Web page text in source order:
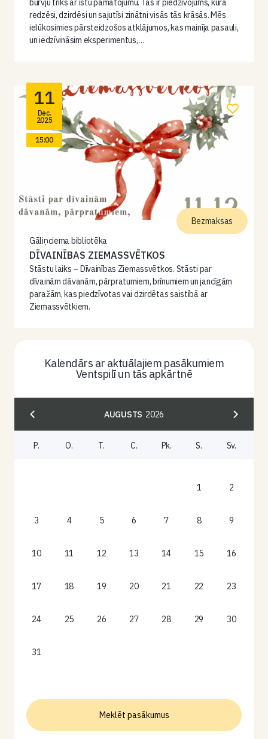
burvju triks ar īstu pamatojumu. Tas ir piedzīvojums, kurā
redzēsi, dzirdēsi un sajutīsi zinātni visās tās krāsās. Mēs
ielūkosimies pārsteidzošos atklājumos, kas mainīja pasauli,
un iedzīvināsim eksperimentus,…
11
Dec.
2025
15:00
Gāliņciema bibliotēka
DĪVAINĪBAS ZIEMASSVĒTKOS
Stāstu laiks – Dīvainības Ziemassvētkos. Stāsti par
dīvainām dāvanām, pārpratumiem, brīnumiem un jancīgām
paražām, kas piedzīvotas vai dzirdētas saistībā ar
Ziemassvētkiem.
Bezmaksas
Kalendārs ar aktuālajiem pasākumiem
Ventspilī un tās apkārtnē
AUGUSTS 2026
P. O. T. C. Pk. S. Sv.
1 2
3 4 5 6 7 8 9
10 11 12 13 14 15 16
17 18 19 20 21 22 23
24 25 26 27 28 29 30
31
Meklēt pasākumus